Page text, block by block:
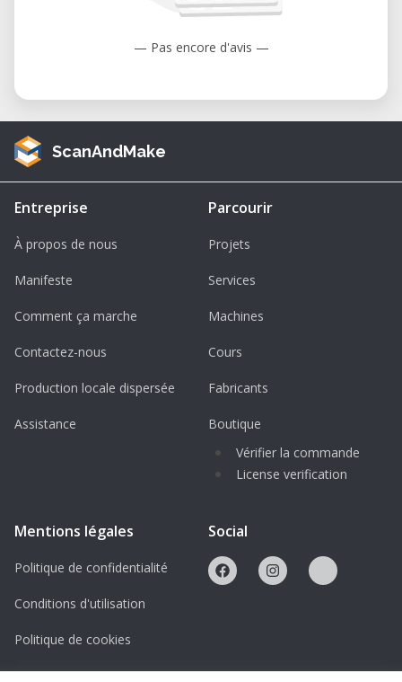
— Pas encore d'avis —
ScanAndMake
Entreprise
À propos de nous
Manifeste
Comment ça marche
Contactez-nous
Production locale dispersée
Assistance
Parcourir
Projets
Services
Machines
Cours
Fabricants
Boutique
Vérifier la commande
License verification
Mentions légales
Politique de confidentialité
Conditions d'utilisation
Politique de cookies
Licences
Social